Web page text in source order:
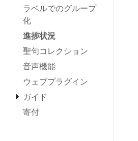
ラベルでのグループ
化
進捗状況
聖句コレクション
音声機能
ウェブプラグイン
ガイド
寄付